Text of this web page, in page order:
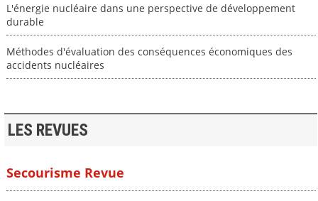
L'énergie nucléaire dans une perspective de développement
durable
Méthodes d'évaluation des conséquences économiques des
accidents nucléaires
LES REVUES
Secourisme Revue